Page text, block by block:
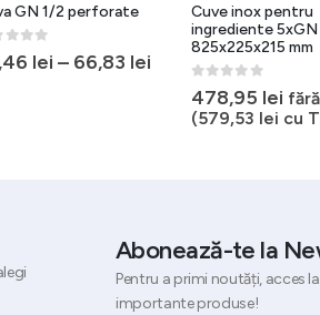
GN 1/2 perforate
of 5lei – 66,83 lei
Cuve inox pentru
ingrediente 5xGN
825x225x215 mm
0out of 5
478,95 lei
(579,53 lei cu
Abonează-te la
Pentru a primi noutăți, acces
importante produse!